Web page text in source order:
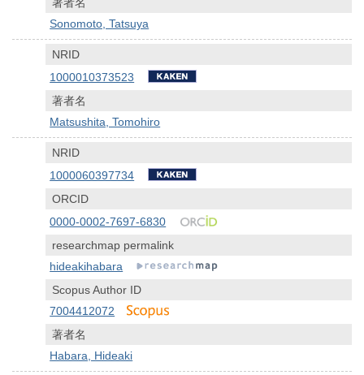
Sonomoto, Tatsuya
NRID
1000010373523
著者名
Matsushita, Tomohiro
NRID
1000060397734
ORCID
0000-0002-7697-6830
researchmap permalink
hideakihabara
Scopus Author ID
7004412072
著者名
Habara, Hideaki